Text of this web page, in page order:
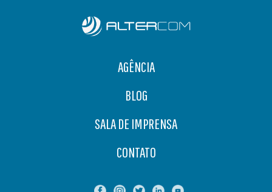
AGÊNCIA
BLOG
SALA DE IMPRENSA
CONTATO